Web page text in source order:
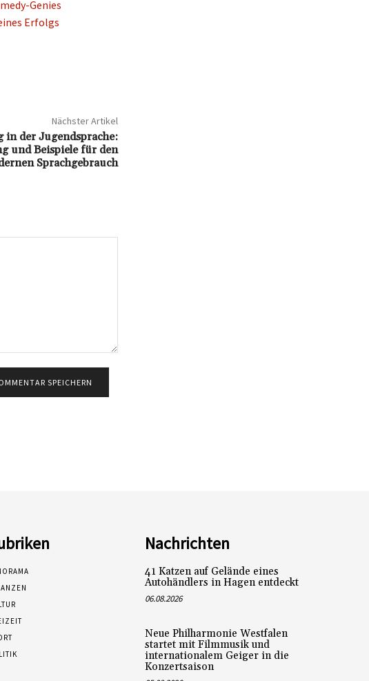
Genies
Erfolgs
Nächster Artikel
in der Jugendsprache:
und Beispiele für den
Sprachgebrauch
Nachrichten
41 Katzen auf Gelände eines
Autohändlers in Hagen entdeckt
06.08.2026
Neue Philharmonie Westfalen
startet mit Filmmusik und
internationalem Geiger in die
Konzertsaison